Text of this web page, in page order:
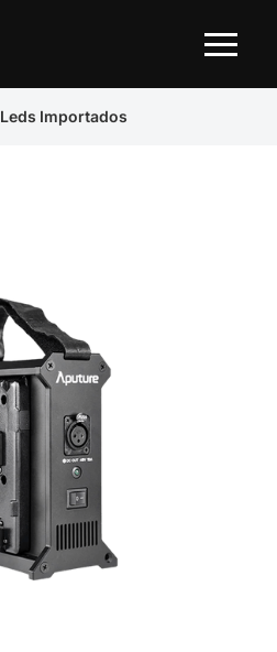
Leds Importados